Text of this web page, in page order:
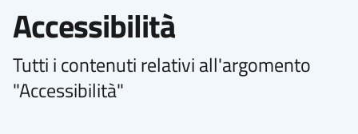
Accessibilità
Tutti i contenuti relativi all'argomento
"Accessibilità"